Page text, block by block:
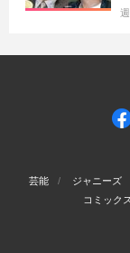
芸能 ジャニーズ
コミックス